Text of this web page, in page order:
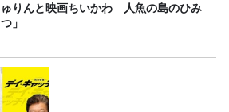
ゅりんと映画ちいかわ 人魚の島のひみ
つ」